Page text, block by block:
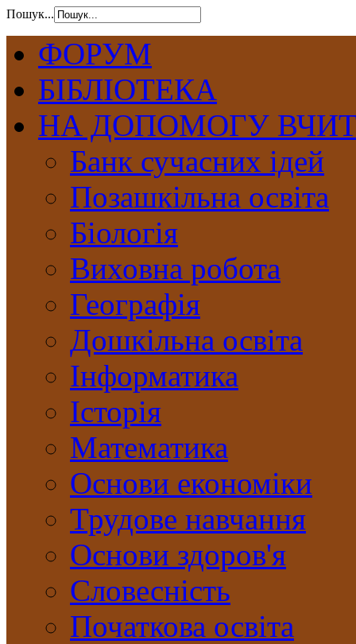
Пошук...
ФОРУМ
БІБЛІОТЕКА
НА ДОПОМОГУ
Банк сучасних ідей
Позашкільна освіта
Біологія
Виховна робота
Географія
Дошкільна освіта
Інформатика
Історія
Математика
Основи економіки
Трудове навчання
Основи здоров'я
Словесність
Початкова освіта